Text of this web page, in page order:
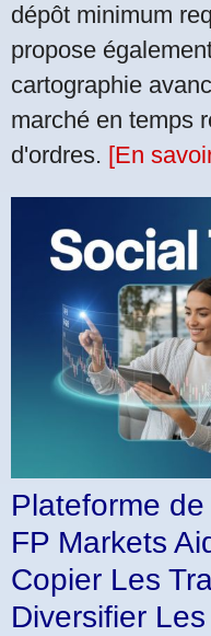
dépôt minimum
propose
cartographie
marché en temps
d'ordres. [En
Plateforme
FP Markets
Copier Les
Diversifier